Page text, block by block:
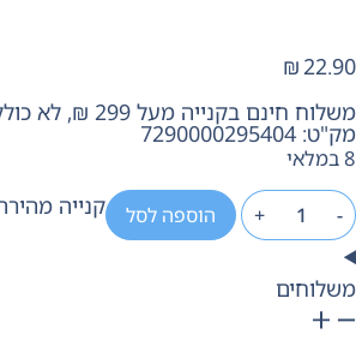
₪22.90
משלוח חינם בקנייה מעל 299 ₪, לא כולל בישום
מק"ט: 7290000295404
8 במלאי
-
+ הוספה לסל קנייה
משלוחים